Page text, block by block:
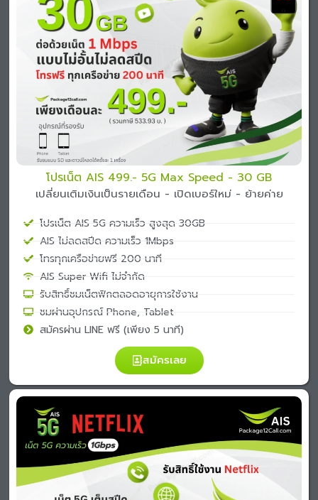
โปรเน็ต AIS 499.- 5G Max Speed - 30 GB
เปลี่ยนเติมเงินเป็นรายเดือน - เปิดเบอร์ใหม่ - ย้ายค่าย
โปรเน็ต AIS 5G ความเร็ว สูงสุด 30GB
AIS ไม่ลดสปีด ความเร็ว 1Mbps
โทรทุกเครือข่ายฟรี 200 นาที
AIS Super Wifi ไม่จำกัด
รับสิทธิ์ชมเน็ตฟิกตลอดอายุการใช้งาน
ชมผ่านอุปกรณ์ Phone, Tablet
สมัครผ่าน LINE ฟรี (เพียง 5 นาที)
สมัครเลย